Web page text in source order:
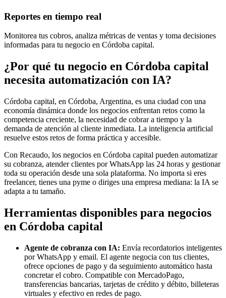
Reportes en tiempo real
Monitorea tus cobros, analiza métricas de ventas y toma decisiones
informadas para tu negocio en Córdoba capital.
¿Por qué tu negocio en Córdoba capital
necesita automatización con IA?
Córdoba capital, en Córdoba, Argentina, es una ciudad con una
economía dinámica donde los negocios enfrentan retos como la
competencia creciente, la necesidad de cobrar a tiempo y la
demanda de atención al cliente inmediata. La inteligencia artificial
resuelve estos retos de forma práctica y accesible.
Con Recaudo, los negocios en Córdoba capital pueden automatizar
su cobranza, atender clientes por WhatsApp las 24 horas y gestionar
toda su operación desde una sola plataforma. No importa si eres
freelancer, tienes una pyme o diriges una empresa mediana: la IA se
adapta a tu tamaño.
Herramientas disponibles para negocios
en Córdoba capital
Agente de cobranza con IA: Envía recordatorios inteligentes
por WhatsApp y email. El agente negocia con tus clientes,
ofrece opciones de pago y da seguimiento automático hasta
concretar el cobro. Compatible con MercadoPago,
transferencias bancarias, tarjetas de crédito y débito, billeteras
virtuales y efectivo en redes de pago.